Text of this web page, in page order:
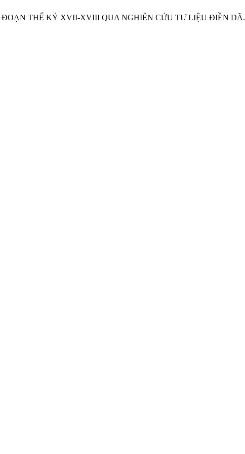
ĐOẠN THẾ KỶ XVII-XVIII QUA NGHIÊN CỨU TƯ LIỆU ĐIỀN DÃ.